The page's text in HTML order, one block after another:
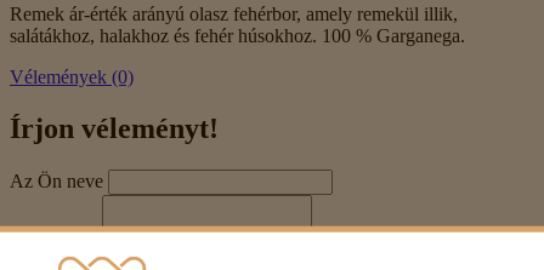
Remek ár-érték arányú olasz fehérbor, amely remekül illik,
salátákhoz, halakhoz és fehér húsokhoz. 100 % Garganega.
Vélemények (0)
Írjon véleményt!
Az Ön neve